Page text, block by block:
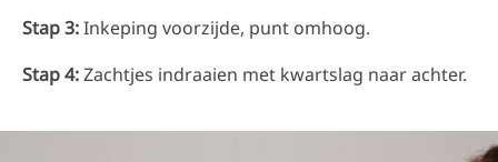
Stap 3:Inkeping voorzijde, punt omhoog.
Stap 4:Zachtjes indraaien met kwartslag naar achter.